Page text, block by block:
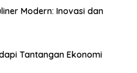
Modern: Inovasi dan
Tantangan Ekonomi